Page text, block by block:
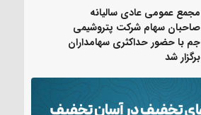
مجمع عمومی عادی سالیانه
صاحبان سهام شرکت پتروشیمی
جم با حضور حداکثری سهامداران
برگزار شد